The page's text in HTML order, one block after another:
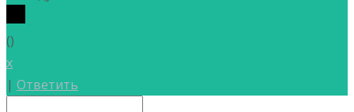
()
x
| Ответить